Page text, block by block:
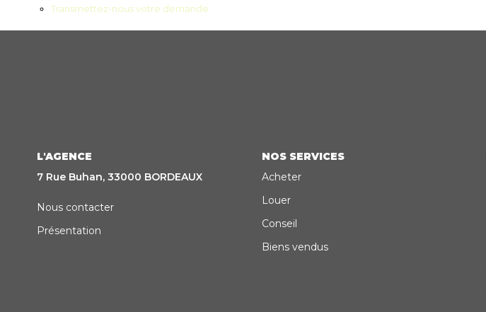
Transmettez-nous votre demande
L'AGENCE
7 Rue Buhan, 33000 BORDEAUX
Nous contacter
Présentation
NOS SERVICES
Acheter
Louer
Conseil
Biens vendus